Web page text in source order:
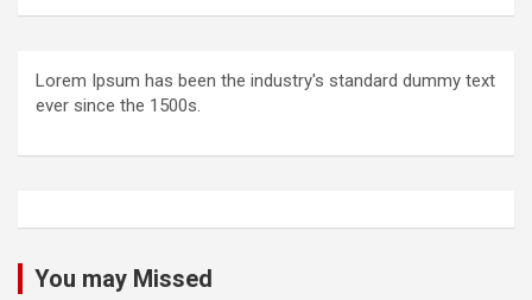
Lorem Ipsum has been the industry's standard dummy text
ever since the 1500s.
You may Missed